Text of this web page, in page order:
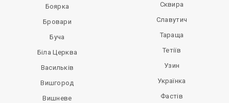
Боярка
Бровари
Буча
Біла Церква
Васильків
Вишгород
Вишневе
Сквира
Славутич
Тараща
Тетіїв
Узин
Українка
Фастів